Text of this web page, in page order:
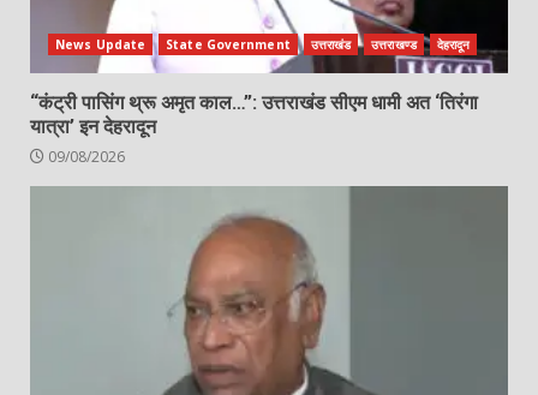
News Update State Government उत्तराखंड उत्तराखण्ड देहरादून
“कंट्री पासिंग थ्रू अमृत काल…”: उत्तराखंड सीएम धामी अत ‘तिरंगा
यात्रा’ इन देहरादून
09/08/2026